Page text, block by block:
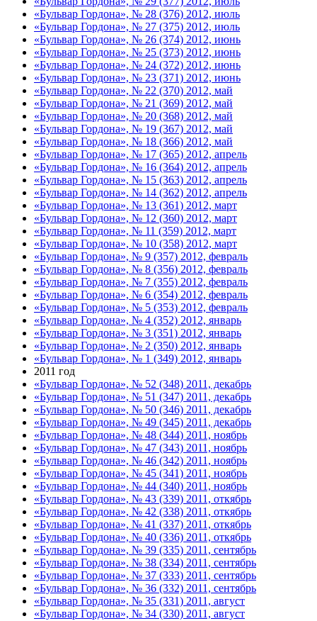
«Бульвар Гордона», № 28 (376) 2012, июль
«Бульвар Гордона», № 27 (375) 2012, июль
«Бульвар Гордона», № 26 (374) 2012, июнь
«Бульвар Гордона», № 25 (373) 2012, июнь
«Бульвар Гордона», № 24 (372) 2012, июнь
«Бульвар Гордона», № 23 (371) 2012, июнь
«Бульвар Гордона», № 22 (370) 2012, май
«Бульвар Гордона», № 21 (369) 2012, май
«Бульвар Гордона», № 20 (368) 2012, май
«Бульвар Гордона», № 19 (367) 2012, май
«Бульвар Гордона», № 18 (366) 2012, май
«Бульвар Гордона», № 17 (365) 2012, апрель
«Бульвар Гордона», № 16 (364) 2012, апрель
«Бульвар Гордона», № 15 (363) 2012, апрель
«Бульвар Гордона», № 14 (362) 2012, апрель
«Бульвар Гордона», № 13 (361) 2012, март
«Бульвар Гордона», № 12 (360) 2012, март
«Бульвар Гордона», № 11 (359) 2012, март
«Бульвар Гордона», № 10 (358) 2012, март
«Бульвар Гордона», № 9 (357) 2012, февраль
«Бульвар Гордона», № 8 (356) 2012, февраль
«Бульвар Гордона», № 7 (355) 2012, февраль
«Бульвар Гордона», № 6 (354) 2012, февраль
«Бульвар Гордона», № 5 (353) 2012, февраль
«Бульвар Гордона», № 4 (352) 2012, январь
«Бульвар Гордона», № 3 (351) 2012, январь
«Бульвар Гордона», № 2 (350) 2012, январь
«Бульвар Гордона», № 1 (349) 2012, январь
2011 год
«Бульвар Гордона», № 52 (348) 2011, декабрь
«Бульвар Гордона», № 51 (347) 2011, декабрь
«Бульвар Гордона», № 50 (346) 2011, декабрь
«Бульвар Гордона», № 49 (345) 2011, декабрь
«Бульвар Гордона», № 48 (344) 2011, ноябрь
«Бульвар Гордона», № 47 (343) 2011, ноябрь
«Бульвар Гордона», № 46 (342) 2011, ноябрь
«Бульвар Гордона», № 45 (341) 2011, ноябрь
«Бульвар Гордона», № 44 (340) 2011, ноябрь
«Бульвар Гордона», № 43 (339) 2011, откябрь
«Бульвар Гордона», № 42 (338) 2011, откябрь
«Бульвар Гордона», № 41 (337) 2011, откябрь
«Бульвар Гордона», № 40 (336) 2011, откябрь
«Бульвар Гордона», № 39 (335) 2011, сентябрь
«Бульвар Гордона», № 38 (334) 2011, сентябрь
«Бульвар Гордона», № 37 (333) 2011, сентябрь
«Бульвар Гордона», № 36 (332) 2011, сентябрь
«Бульвар Гордона», № 35 (331) 2011, август
«Бульвар Гордона», № 34 (330) 2011, август